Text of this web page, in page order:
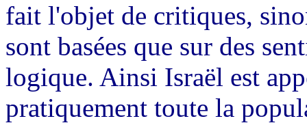
fait l'objet de critiques,
sont basées que sur des
logique. Ainsi Israël est
pratiquement toute la